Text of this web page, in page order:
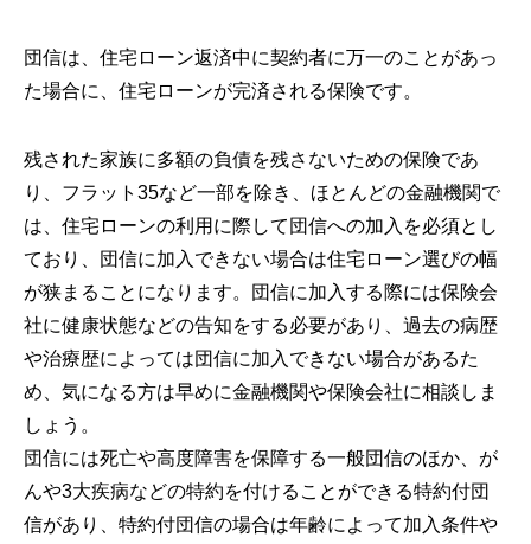
団信は、住宅ローン返済中に契約者に万一のことがあっ
た場合に、住宅ローンが完済される保険です。
残された家族に多額の負債を残さないための保険であ
り、フラット35など一部を除き、ほとんどの金融機関で
は、住宅ローンの利用に際して団信への加入を必須とし
ており、団信に加入できない場合は住宅ローン選びの幅
が狭まることになります。団信に加入する際には保険会
社に健康状態などの告知をする必要があり、過去の病歴
や治療歴によっては団信に加入できない場合があるた
め、気になる方は早めに金融機関や保険会社に相談しま
しょう。
団信には死亡や高度障害を保障する一般団信のほか、が
んや3大疾病などの特約を付けることができる特約付団
信があり、特約付団信の場合は年齢によって加入条件や